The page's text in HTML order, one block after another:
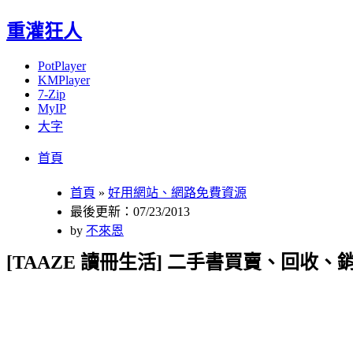
重灌狂人
PotPlayer
KMPlayer
7-Zip
MyIP
大字
首頁
首頁 » 好用網站、網路免費資源
最後更新：07/23/2013
by 不來恩
[TAAZE 讀冊生活] 二手書買賣、回收、